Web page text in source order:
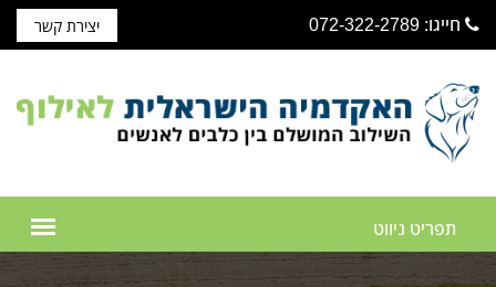
חייגו: 072-322-2789 יצירת קשר